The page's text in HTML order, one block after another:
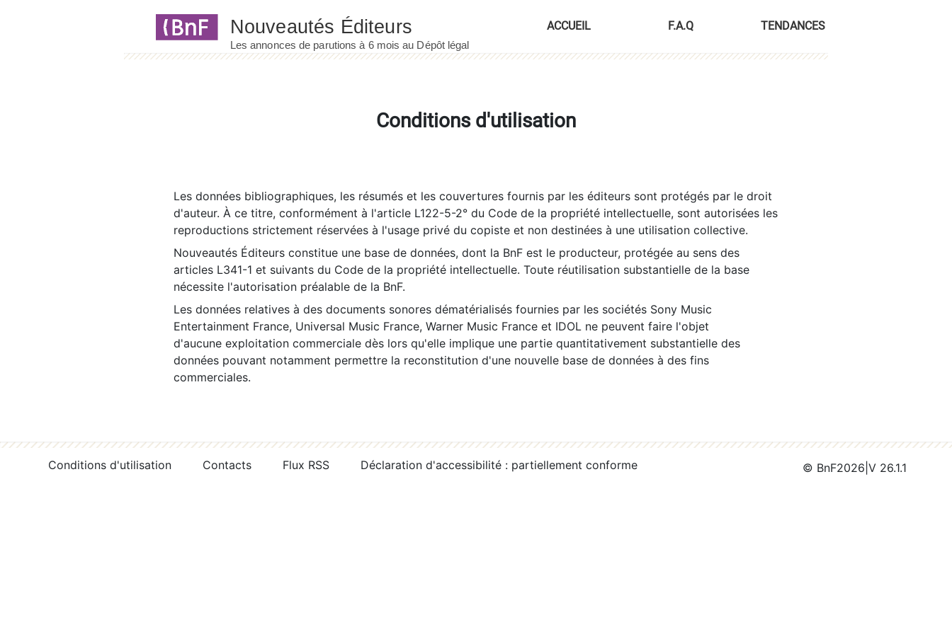
ACCUEIL F.A.Q TENDANCES
Conditions d'utilisation
Les données bibliographiques, les résumés et les couvertures fournis par les éditeurs sont protégés par le droit
d'auteur. À ce titre, conformément à l'article L122-5-2° du Code de la propriété intellectuelle, sont autorisées les
reproductions strictement réservées à l'usage privé du copiste et non destinées à une utilisation collective.
Nouveautés Éditeurs constitue une base de données, dont la BnF est le producteur, protégée au sens des
articles L341-1 et suivants du Code de la propriété intellectuelle. Toute réutilisation substantielle de la base
nécessite l'autorisation préalable de la BnF.
Les données relatives à des documents sonores dématérialisés fournies par les sociétés Sony Music
Entertainment France, Universal Music France, Warner Music France et IDOL ne peuvent faire l'objet
d'aucune exploitation commerciale dès lors qu'elle implique une partie quantitativement substantielle des
données pouvant notamment permettre la reconstitution d'une nouvelle base de données à des fins
commerciales.
Conditions d'utilisation Contacts Flux RSS Déclaration d'accessibilité : partiellement conforme © BnF2026 V 26.1.1